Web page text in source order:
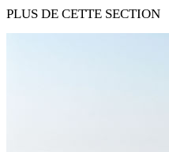
PLUS DE CETTE SECTION